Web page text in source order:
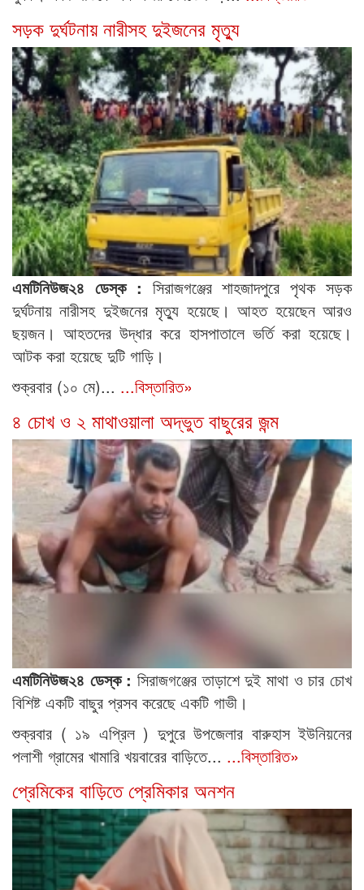
সড়ক দুর্ঘটনায় নারীসহ দুইজনের মৃত্যু
এমটিনিউজ২৪ ডেস্ক : সিরাজগঞ্জের শাহজাদপুরে পৃথক সড়ক
দুর্ঘটনায় নারীসহ দুইজনের মৃত্যু হয়েছে। আহত হয়েছেন আরও
ছয়জন। আহতদের উদ্ধার করে হাসপাতালে ভর্তি করা হয়েছে।
আটক করা হয়েছে দুটি গাড়ি।
শুক্রবার (১০ মে)... ...বিস্তারিত»
৪ চোখ ও ২ মাথাওয়ালা অদ্ভুত বাছুরের জন্ম
এমটিনিউজ২৪ ডেস্ক : সিরাজগঞ্জের তাড়াশে দুই মাথা ও চার চোখ
বিশিষ্ট একটি বাছুর প্রসব করেছে একটি গাভী।
শুক্রবার ( ১৯ এপ্রিল ) দুপুরে উপজেলার বারুহাস ইউনিয়নের
পলাশী গ্রামের খামারি খয়বারের বাড়িতে... ...বিস্তারিত»
প্রেমিকের বাড়িতে প্রেমিকার অনশন